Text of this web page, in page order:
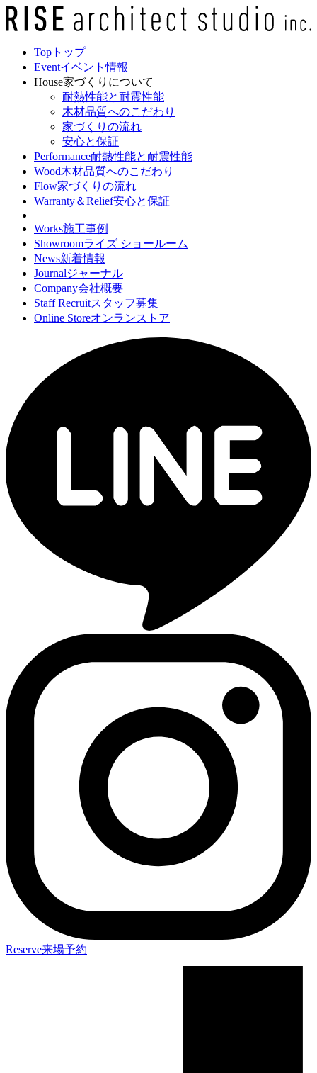
Top トップ
Eventイベント情報
House家づくりについて
耐熱性能と耐震性能
木材品質へのこだわり
家づくりの流れ
安心と保証
Performance耐熱性能と耐震性能
Wood木材品質へのこだわり
Flow家づくりの流れ
Warranty＆Relief安心と保証
Works施工事例
Showroomライズ ショールーム
News新着情報
Journalジャーナル
Company会社概要
Staff Recruitスタッフ募集
Online Storeオンランストア
Reserve来場予約